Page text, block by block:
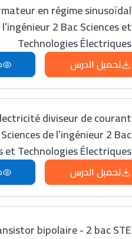
en régime sinusoïdal
2 Bac Sciences et
Technologies Électriques
تحميل الدرس
diviseur de courant
de l’ingénieur 2 Bac
et Technologies Électriques
تحميل الدرس
bipolaire - 2 bac STE